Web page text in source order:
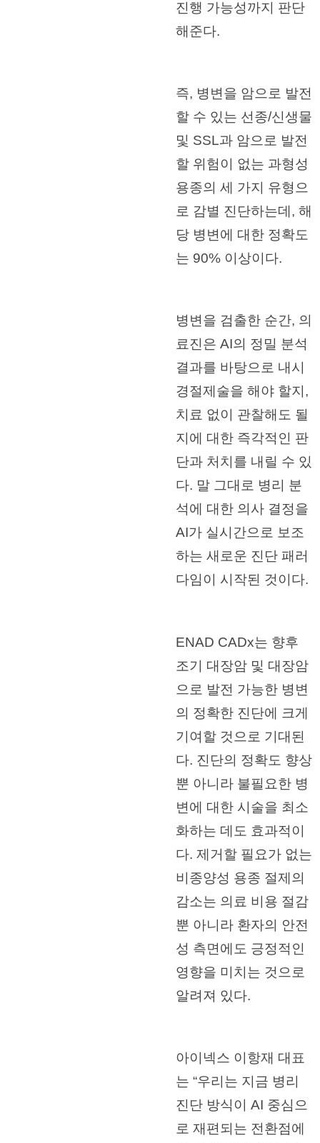
진행 가능성까지 판단
해준다.
즉, 병변을 암으로 발전
할 수 있는 선종/신생물
및 SSL과 암으로 발전
할 위험이 없는 과형성
용종의 세 가지 유형으
로 감별 진단하는데, 해
당 병변에 대한 정확도
는 90% 이상이다.
병변을 검출한 순간, 의
료진은 AI의 정밀 분석
결과를 바탕으로 내시
경절제술을 해야 할지,
치료 없이 관찰해도 될
지에 대한 즉각적인 판
단과 처치를 내릴 수 있
다. 말 그대로 병리 분
석에 대한 의사 결정을
AI가 실시간으로 보조
하는 새로운 진단 패러
다임이 시작된 것이다.
ENAD CADx는 향후
조기 대장암 및 대장암
으로 발전 가능한 병변
의 정확한 진단에 크게
기여할 것으로 기대된
다. 진단의 정확도 향상
뿐 아니라 불필요한 병
변에 대한 시술을 최소
화하는 데도 효과적이
다. 제거할 필요가 없는
비종양성 용종 절제의
감소는 의료 비용 절감
뿐 아니라 환자의 안전
성 측면에도 긍정적인
영향을 미치는 것으로
알려져 있다.
아이넥스 이항재 대표
는 “우리는 지금 병리
진단 방식이 AI 중심으
로 재편되는 전환점에